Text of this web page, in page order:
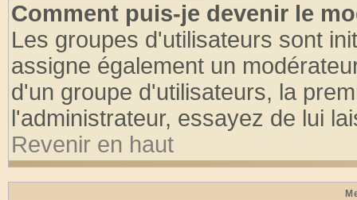
Comment puis-je devenir le
Les groupes d'utilisateurs sont
assigne également un
d'un groupe d'utilisateurs, la
l'administrateur, essayez de lui
Revenir en haut